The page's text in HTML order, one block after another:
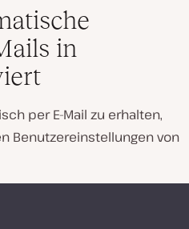
in
per E-Mail zu erhalten,
Benutzereinstellungen von